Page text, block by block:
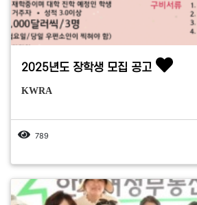
2025년도 장학생 모집 공고
KWRA
789